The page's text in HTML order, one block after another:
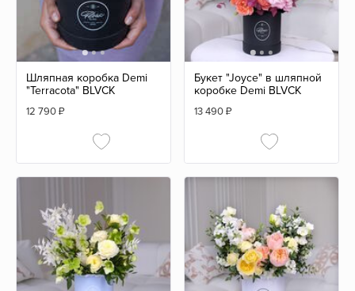
Шляпная коробка Demi
"Terracota" BLVCK
12 790₽
Букет "Joyce" в шляпной
коробке Demi BLVCK
13 490₽